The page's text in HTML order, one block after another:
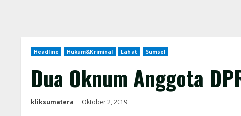
Headline Hukum&Kriminal Lahat Sumsel
Dua Oknum Anggota
kliksumatera Oktober 2, 2019